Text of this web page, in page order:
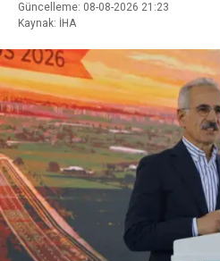
Güncelleme: 08-08-2026 21:23
Kaynak: İHA